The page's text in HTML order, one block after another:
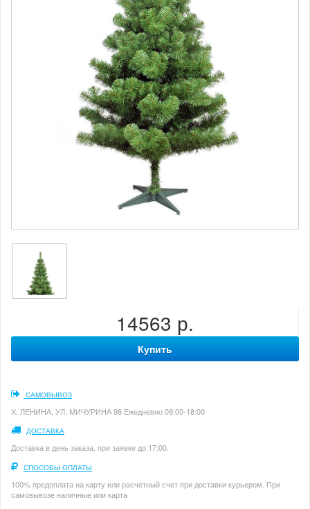
14563 р.
Купить
САМОВЫВОЗ
Х. ЛЕНИНА, УЛ. МИЧУРИНА 98 Ежедневно 09:00-18:00
ДОСТАВКА
Доставка в день заказа, при заявке до 17:00.
СПОСОБЫ ОПЛАТЫ
100% предоплата на карту или расчетный счет при доставки курьером. При
самовывозе наличные или карта